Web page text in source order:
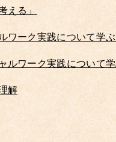
える」
ワーク実践について学
ルワーク実践について
解